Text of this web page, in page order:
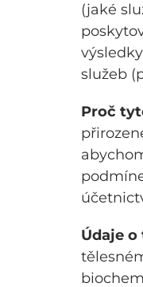
(jaké
služeb
Proč
Údaje